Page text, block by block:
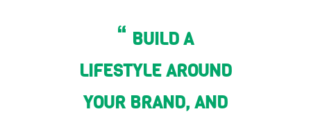
BUILD A
LIFESTYLE AROUND
YOUR BRAND, AND